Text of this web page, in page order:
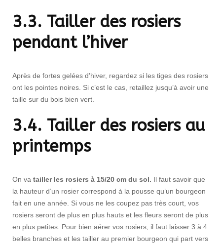
3.3. Tailler des rosiers
pendant l’hiver
Après de fortes gelées d’hiver, regardez si les tiges des rosiers
ont les pointes noires. Si c’est le cas, retaillez jusqu’à avoir une
taille sur du bois bien vert.
3.4. Tailler des rosiers au
printemps
On va tailler les rosiers à 15/20 cm du sol. Il faut savoir que
la hauteur d’un rosier correspond à la pousse qu’un bourgeon
fait en une année. Si vous ne les coupez pas très court, vos
rosiers seront de plus en plus hauts et les fleurs seront de plus
en plus petites. Pour bien aérer vos rosiers, il faut laisser 3 à 4
belles branches et les tailler au premier bourgeon qui part vers